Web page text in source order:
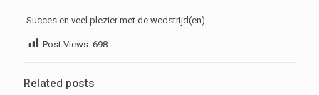
Succes en veel plezier met de wedstrijd(en)
Post Views: 698
Related posts